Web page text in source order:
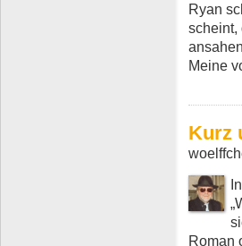
Ryan
scheint,
Meine
Kurz
Roman